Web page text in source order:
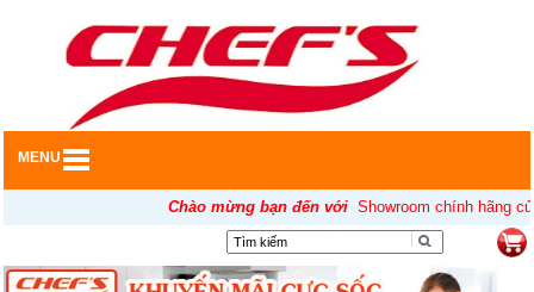
MENU
Chào mừng bạn đến vớiShowroom chính hãng của